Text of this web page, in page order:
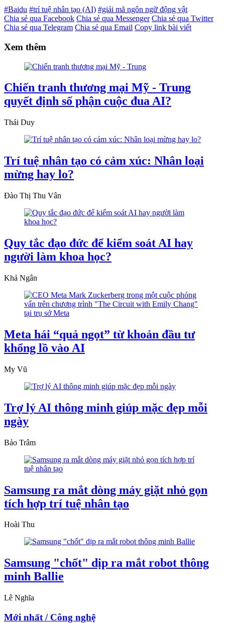
#Baidu #trí tuệ nhân tạo (AI) #giải mã ngôn ngữ động vật
Chia sẻ qua Facebook Chia sẻ qua Messenger Chia sẻ qua Twitter
Chia sẻ qua Telegram Chia sẻ qua Email Copy link bài viết
Xem thêm
Chiến tranh thương mại Mỹ - Trung
quyết định số phận cuộc đua AI?
Thái Duy
Trí tuệ nhân tạo có cảm xúc: Nhân loại
mừng hay lo?
Đào Thị Thu Vân
Quy tắc đạo đức để kiểm soát AI hay
người làm khoa học?
Khả Ngân
Meta hái “quả ngọt” từ khoản đầu tư
khổng lồ vào AI
My Vũ
Trợ lý AI thông minh giúp mặc đẹp mỗi
ngày
Bảo Trâm
Samsung ra mắt dòng máy giặt nhỏ gọn
tích hợp trí tuệ nhân tạo
Hoài Thu
Samsung "chốt" dịp ra mắt robot thông
minh Ballie
Lê Nghĩa
Mới nhất / Công nghệ